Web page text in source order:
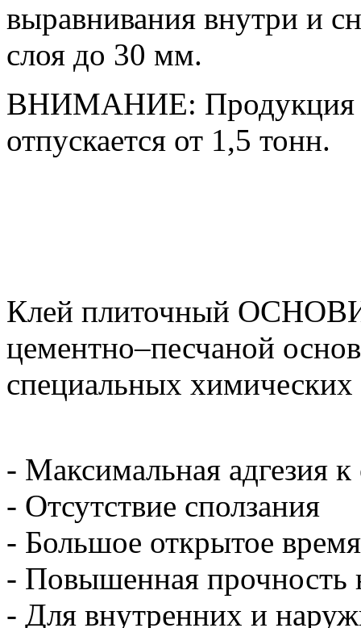
выравнивания внутри и
слоя до 30 мм.
ВНИМАНИЕ: Продукция
отпускается от 1,5 тонн.
Клей плиточный
цементно–песчаной
специальных химических
- Максимальная адгезия
- Отсутствие сползания
- Большое открытое время
- Повышенная прочность
- Для внутренних и